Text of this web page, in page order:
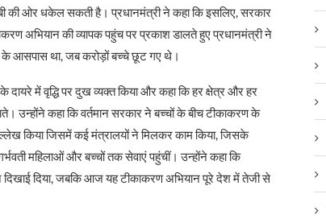
की ओर धकेल सकती है। प्रधानमंत्री ने कहा कि इसलिए, सरकार
अभियान की व्यापक पहुंच पर प्रकाश डालते हुए प्रधानमंत्री ने
आसपास था, जब करोड़ों बच्चे छूट गए थे।
में वृद्धि पर दुख व्यक्त किया और कहा कि हर क्षेत्र और हर
कहा कि वर्तमान सरकार ने बच्चों के बीच टीकाकरण के
किया जिसमें कई मंत्रालयों ने मिलकर काम किया, जिसके
महिलाओं और बच्चों तक सेवाएं पहुंचीं। उन्होंने कहा कि
दिखाई दिया, जबकि आज यह टीकाकरण अभियान पूरे देश में तेजी से